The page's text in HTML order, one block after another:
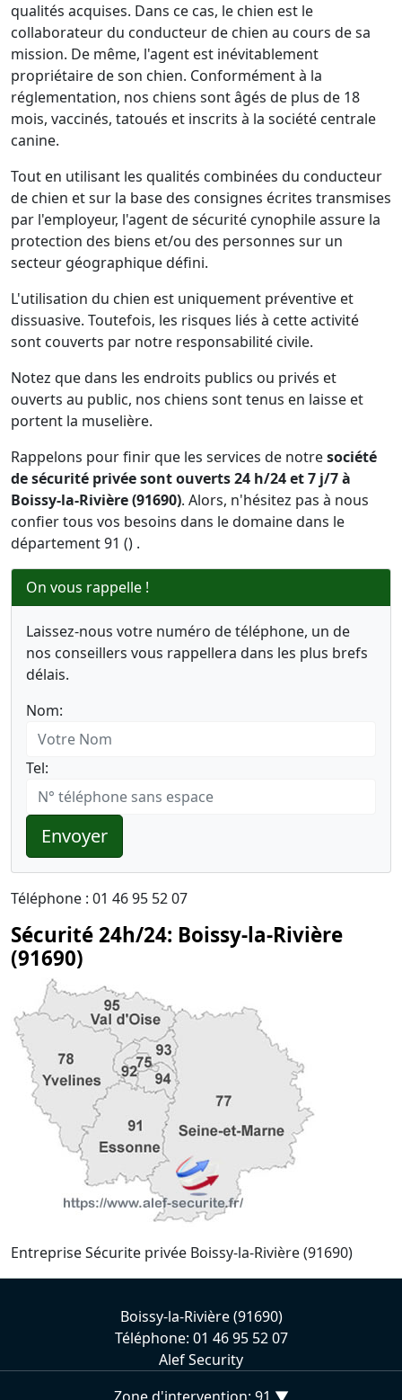
qualités acquises. Dans ce cas, le chien est le
collaborateur du conducteur de chien au cours de sa
mission. De même, l'agent est inévitablement
propriétaire de son chien. Conformément à la
réglementation, nos chiens sont âgés de plus de 18
mois, vaccinés, tatoués et inscrits à la société centrale
canine.
Tout en utilisant les qualités combinées du conducteur
de chien et sur la base des consignes écrites transmises
par l'employeur, l'agent de sécurité cynophile assure la
protection des biens et/ou des personnes sur un
secteur géographique défini.
L'utilisation du chien est uniquement préventive et
dissuasive. Toutefois, les risques liés à cette activité
sont couverts par notre responsabilité civile.
Notez que dans les endroits publics ou privés et
ouverts au public, nos chiens sont tenus en laisse et
portent la muselière.
Rappelons pour finir que les services de notresociété
de sécurité privée sont ouverts 24 h/24 et 7 j/7 à
Boissy-la-Rivière (91690). Alors, n'hésitez pas à nous
confier tous vos besoins dans le domaine dans le
département 91 () .
On vous rappelle !
Laissez-nous votre numéro de téléphone, un de
nos conseillers vous rappellera dans les plus brefs
délais.
Nom:
Tel:
Envoyer
Téléphone : 01 46 95 52 07
Sécurité 24h/24: Boissy-la-Rivière
(91690)
Entreprise Sécurite privée Boissy-la-Rivière (91690)
Boissy-la-Rivière (91690)
Téléphone: 01 46 95 52 07
Alef Security